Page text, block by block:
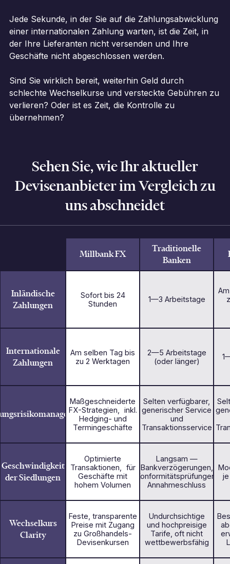
Jede Sekunde, in der Sie auf die Zahlungsabwicklung
einer internationalen Zahlung warten, ist die Zeit, in
der Ihre Lieferanten nicht versenden und Ihre
Geschäfte nicht abgeschlossen werden.
Sind Sie wirklich bereit, weiterhin Geld durch
schlechte Wechselkurse und versteckte Gebühren zu
verlieren? Oder ist es Zeit, die Kontrolle zu
übernehmen?
Sehen Sie, wie Ihr aktueller
Devisenanbieter im Vergleich zu
uns abschneidet
Millbank FX
Traditionelle
Banken
Inländische
Zahlungen
Sofort bis 24
Stunden
1—3 Arbeitstage
Internationale
Zahlungen
Am selben Tag bis
zu 2 Werktagen
2—5 Arbeitstage
(oder länger)
Maßgeschneiderte
FX-Strategien, inkl.
Hedging- und
Termingeschäfte
Selten verfügbarer,
generischer Service
und
Transaktionsservice
Geschwindigkeit
der Siedlungen
Optimierte
Transaktionen, für
Geschäfte mit
hohem Volumen
Langsam —
Bankverzögerungen,
Konformitätsprüfungen,
Annahmeschluss
Wechselkurs
Clarity
Feste, transparente
Preise mit Zugang
zu Großhandels-
Devisenkursen
Undurchsichtige
und hochpreisige
Tarife, oft nicht
wettbewerbsfähig